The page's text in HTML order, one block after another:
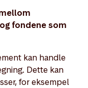
fondene som
kan handle
Dette kan
for eksempel